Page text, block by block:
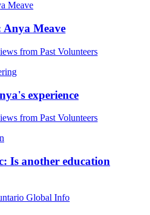
Anya Meave
from Past Volunteers
experience
from Past Volunteers
Is another education
Global Info